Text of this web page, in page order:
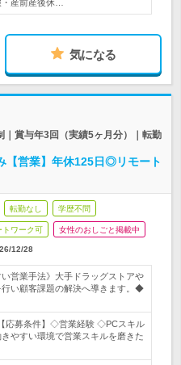
産前産後休…
気になる
賞与年3回（実績5ヶ月分）｜転勤
【営業】年休125日◎リモート
転勤なし 学歴不問
トワーク可 女性のおしごと掲載中
12/28
い営業手法》大手ドラッグストアや
い顧客課題の解決へ導きます。◆
応募条件】◇営業経験 ◇PCスキル
すい環境で営業スキルを磨きた